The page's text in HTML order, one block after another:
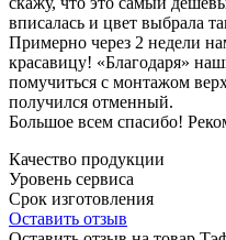
вписалась и цвет выбрала
Примерно через 2 недели
красавицу! «Благодаря»
помучиться с монтажом
получился отменный.
Большое всем спасибо!
Качество продукции
Уровень сервиса
Срок изготовления
Оставить отзыв